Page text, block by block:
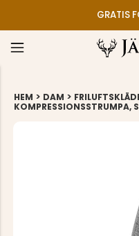
GRATIS
HEM > DAM >
KOMPRESSIONSSTRUMPA,